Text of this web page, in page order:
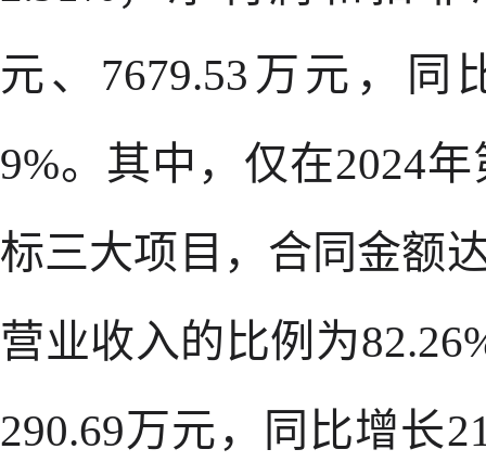
元、7679.53万元，同
9%。其中，仅在2024
标三大项目，合同金额
营业收入的比例为
290.69万元，同比增长